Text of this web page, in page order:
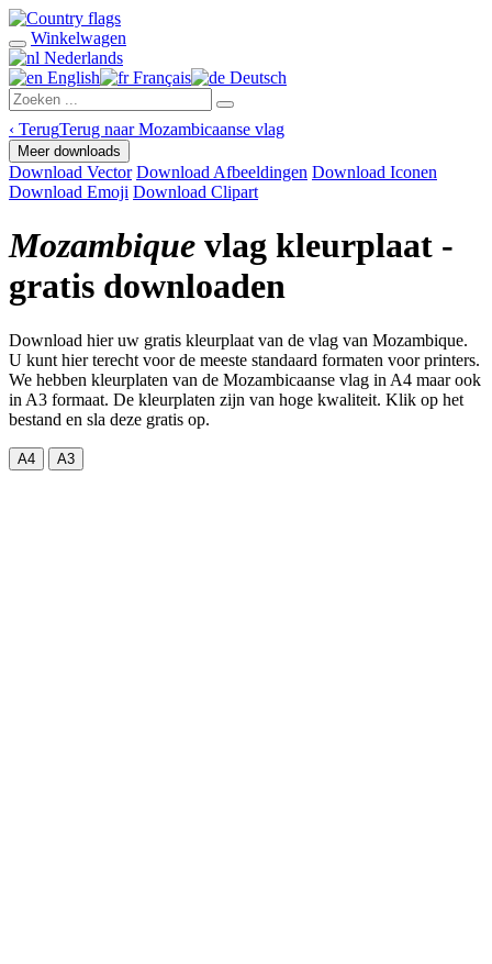
Winkelwagen
Nederlands
English
Français Deutsch
‹ TerugTerug naar Mozambicaanse vlag
Meer downloads
Download Vector Download Afbeeldingen Download Iconen
Download Emoji Download Clipart
Mozambique vlag kleurplaat -
gratis downloaden
Download hier uw gratis kleurplaat van de vlag van Mozambique.
U kunt hier terecht voor de meeste standaard formaten voor printers.
We hebben kleurplaten van de Mozambicaanse vlag in A4 maar ook
in A3 formaat. De kleurplaten zijn van hoge kwaliteit. Klik op het
bestand en sla deze gratis op.
A4 A3